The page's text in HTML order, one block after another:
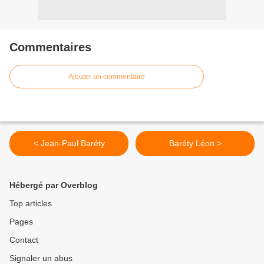
Commentaires
Ajouter un commentaire
< Jean-Paul Baréty Baréty Léon >
Hébergé par Overblog
Top articles
Pages
Contact
Signaler un abus